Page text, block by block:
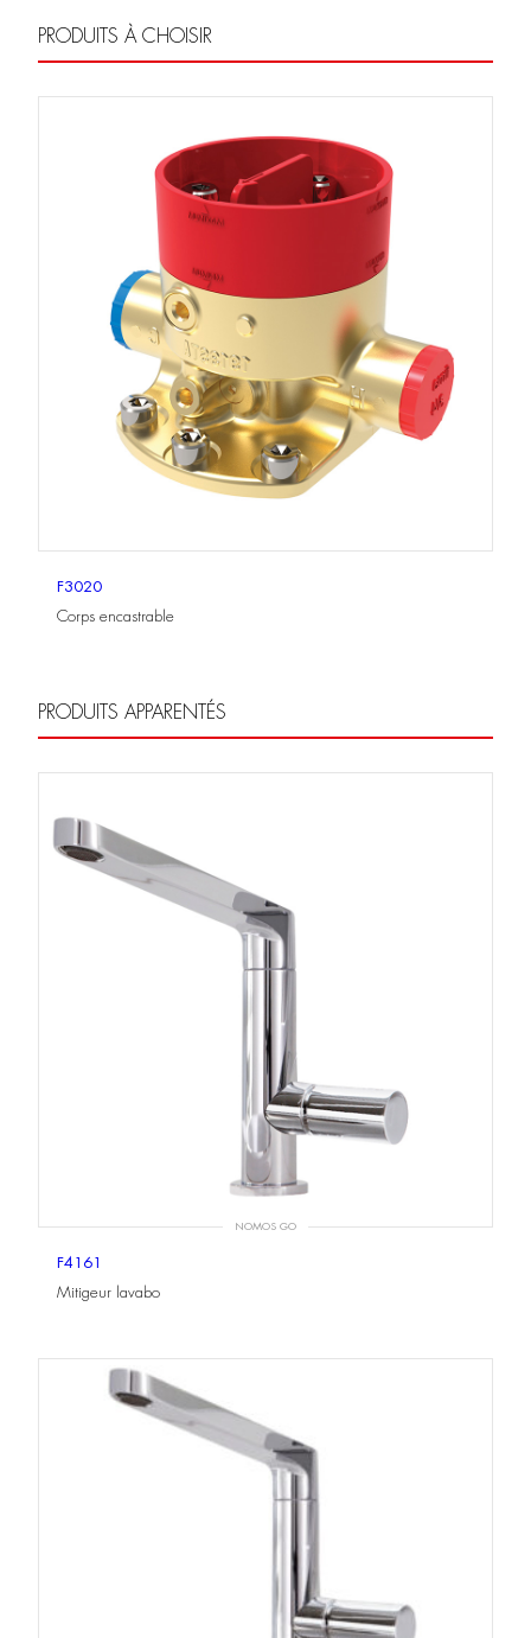
PRODUITS À CHOISIR
F3020
Corps encastrable
PRODUITS APPARENTÉS
NOMOS GO
F4161
Mitigeur lavabo